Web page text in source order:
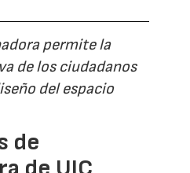
permite la
de los ciudadanos
del espacio
de